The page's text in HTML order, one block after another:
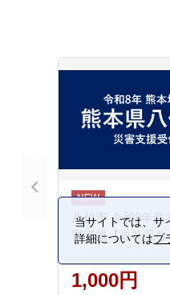
八代市 令和8年熊
害支援【返礼品
1,000円
当サイトでは、サ
詳細についてはプ